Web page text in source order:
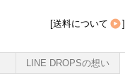
[送料について ]
LINE DROPSの想い